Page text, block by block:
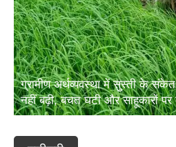
ग्रामीण अर्थव्यवस्था में सुस्ती के
नहीं बढ़ी, बचत घटी और साहूकारों पर
मशीनरी